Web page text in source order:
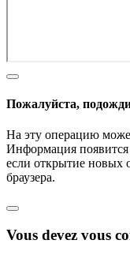
Пожалуйста,
На эту операцию
Информация
если открытие новых
браузера.
Vous devez vous